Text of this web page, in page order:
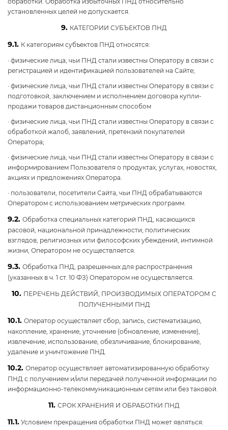
установленных целей не допускается.
9. КАТЕГОРИИ СУБЪЕКТОВ ПНД
9.1. К категориям субъектов ПНД относятся:
· физические лица, чьи ПНД стали известны Оператору в связи с
регистрацией и идентификацией пользователей на Сайте;
· физические лица, чьи ПНД стали известны Оператору в связи с
подготовкой, заключением и исполнением договора купли-
продажи товаров дистанционным способом
· физические лица, чьи ПНД стали известны Оператору в связи с
обработкой жалоб, заявлений, претензий покупателей
Оператора;
· физические лица, чьи ПНД стали известны Оператору в связи с
информированием Пользователя о продуктах, услугах, новостях,
акциях и предложениях Оператора.
· пользователи, посетители Сайта, чьи ПНД обрабатываются
Оператором с использованием метрических программ.
9.2. Обработка специальных категорий ПНД, касающихся
расовой, национальной принадлежности, политических
взглядов, религиозных или философских убеждений, интимной
жизни, Оператором не осуществляется.
9.3. Обработка ПНД, разрешенных для распространения
(указанных в ч. 1 ст. 10 ФЗ) Оператором не осуществляется.
10. ПЕРЕЧЕНЬ ДЕЙСТВИЙ, ПРОИЗВОДИМЫХ ОПЕРАТОРОМ С
ПОЛУЧЕННЫМИ ПНД
10.1. Оператор осуществляет сбор, запись, систематизацию,
накопление, хранение, уточнение (обновление, изменение),
извлечение, использование, обезличивание, блокирование,
удаление и уничтожение ПНД.
10.2. Оператор осуществляет автоматизированную обработку
ПНД с получением и/или передачей полученной информации по
информационно-телекоммуникационным сетям или без таковой.
11. СРОК ХРАНЕНИЯ И ОБРАБОТКИ ПНД
11.1. Условием прекращения обработки ПНД может являться: